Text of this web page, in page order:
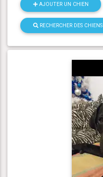
AJOUTER UN CHIEN
RECHERCHER DES CHIENS